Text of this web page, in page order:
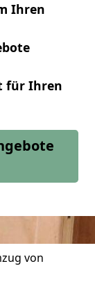
Ihren
für Ihren
von